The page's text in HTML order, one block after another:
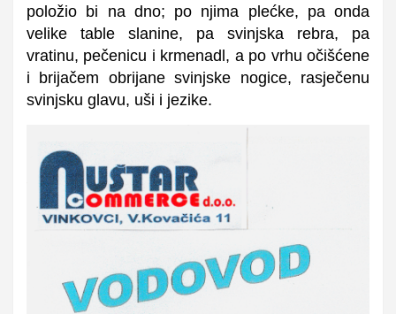
položio bi na dno; po njima plećke, pa onda
velike table slanine, pa svinjska rebra, pa
vratinu, pečenicu i krmenadl, a po vrhu očišćene
i brijačem obrijane svinjske nogice, rasječenu
svinjsku glavu, uši i jezike.